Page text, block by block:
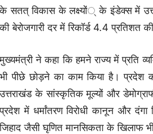
के सतत् विकास के लक्ष्यों् के इंडेक्स में
की बेरोजगारी दर में रिकॉर्ड 4.4 प्रतिशत
मुख्यमंत्री ने कहा कि हमने राज्य में प्रति
भी पीछे छोड़ने का काम किया है। प्रदेश
उत्तराखंड के सांस्कृतिक मूल्यों और
प्रदेश में धर्मांतरण विरोधी कानून और
जिहाद जैसी घृणित मानसिकता के खिलाफ